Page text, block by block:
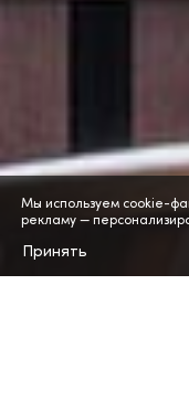
Мы используем cookie-
рекламу —
Принять